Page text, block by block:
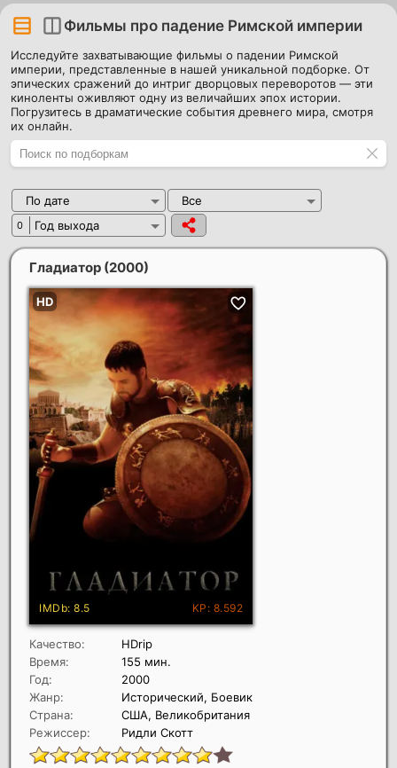
Фильмы про падение Римской империи
Исследуйте захватывающие фильмы о падении Римской
империи, представленные в нашей уникальной подборке. От
эпических сражений до интриг дворцовых переворотов — эти
киноленты оживляют одну из величайших эпох истории.
Погрузитесь в драматические события древнего мира, смотря
их онлайн.
По дате Все
0 Год выхода
Гладиатор (2000)
Качество:
HDrip
Время:
155 мин.
Год:
2000
Жанр:
Исторический, Боевик
Страна:
США, Великобритания
Режиссер:
Ридли Скотт